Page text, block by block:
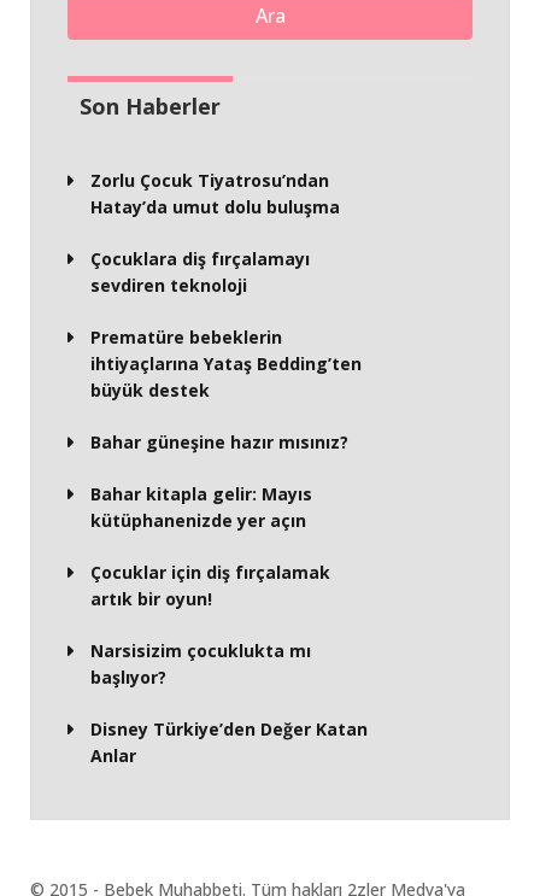
Ara
Son Haberler
Zorlu Çocuk Tiyatrosu’ndan
Hatay’da umut dolu buluşma
Çocuklara diş fırçalamayı
sevdiren teknoloji
Prematüre bebeklerin
ihtiyaçlarına Yataş Bedding’ten
büyük destek
Bahar güneşine hazır mısınız?
Bahar kitapla gelir: Mayıs
kütüphanenizde yer açın
Çocuklar için diş fırçalamak
artık bir oyun!
Narsisizim çocuklukta mı
başlıyor?
Disney Türkiye’den Değer Katan
Anlar
© 2015 - Bebek Muhabbeti. Tüm hakları 2zler Medya'ya